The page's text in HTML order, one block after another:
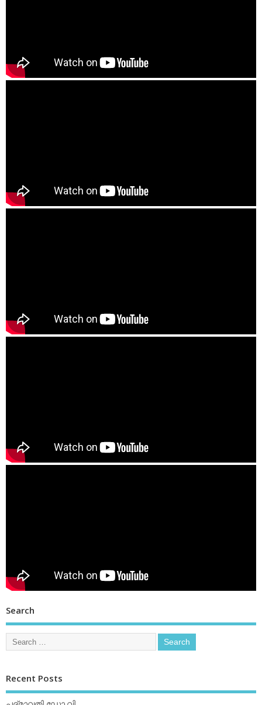
Search
Recent Posts